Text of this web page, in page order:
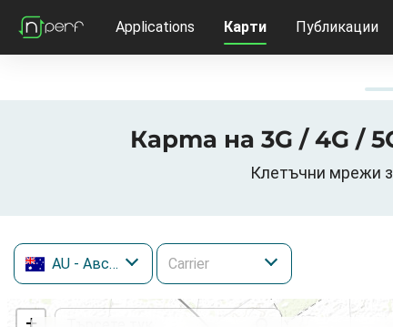
Applications Карти Публикации
Карта на 3G / 4G /
Клетъчни мрежи
AU - Австралия